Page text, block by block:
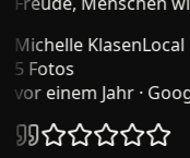
Michelle KlasenLocal
5 Fotos
vor einem Jahr·